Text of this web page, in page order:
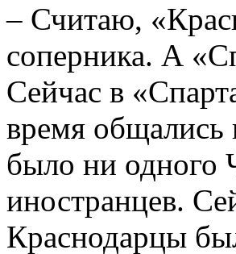
– Считаю,
соперника. А
Сейчас в
время общались
было ни одного
иностранцев.
Краснодарцы